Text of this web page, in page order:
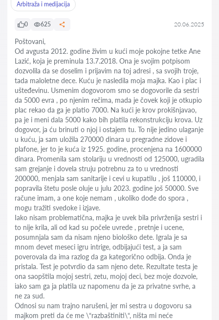
Arbitraža i medijacija
0 625 20.06.2025
Poštovani,
Od avgusta 2012. godine živim u kući moje pokojne tetke Ane
Lazić, koja je preminula 13.7.2018. Ona je svojim potpisom
dozvolila da se doselim i prijavim na toj adresi , sa svojih troje,
tada maloletne dece. Kuću je nasledila moja majka. Kao i plac i
ušteđevinu. Usmenim dogovorom smo se dogovorile da sestri
da 5000 evra , po njenim rečima, mada je čovek koji je otkupio
plac rekao da ga je platio 7000. Na kući je krov prokišnjavao,
pa je i meni dala 5000 kako bih platila rekonstrukciju krova. Uz
dogovor, ja ću brinuti o njoj i ostajem tu. To nije jedino ulaganje
u kuću, ja sam uložila 270000 dinara u pregradne zidove i
plafone, jer to je kuća iz 1925. godine, procenjena na 1600000
dinara. Promenila sam stolariju u vrednosti od 125000, ugradila
sam grejanje i dovela struju potrebnu za to u vrednosti
200000, menjala sam sanitarije i cevi u kupatilu , još 110000, i
popravila štetu posle oluje u julu 2023. godine još 50000. Sve
račune imam, a one koje nemam , ukoliko dođe do spora ,
mogu tražiti svedoke i izjave.
Iako nisam problematična, majka je uvek bila privrženija sestri i
to nije krila, ali od kad su počele uvrede , pretnje i ucene,
posumnjala sam da nisam njeno biološko dete. Igrala je sa
mnom devet meseci igru intrige, odbijajući test, a ja sam
poverovala da ima razlog da ga kategorično odbija. Onda je
pristala. Test je potvrdio da sam njeno dete. Rezultate testa je
ona saopštila mojoj sestri, zetu, mojoj deci, bez moje dozvole,
iako sam ga ja platila uz napomenu da je za privatne svrhe, a
ne za sud.
Odnosi su nam trajno narušeni, jer mi sestra u dogovoru sa
majkom preti da će me \“razbaštiniti\“, ništa mi neće